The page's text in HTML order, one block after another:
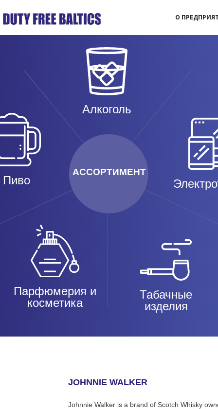
О
АССОРТИМЕНТ
Алкоголь
Пиво
Парфюмерия и
косметика
Табачные
изделия
JOHNNIE WALKER
Johnnie Walker is a brand of Scotch Whisky